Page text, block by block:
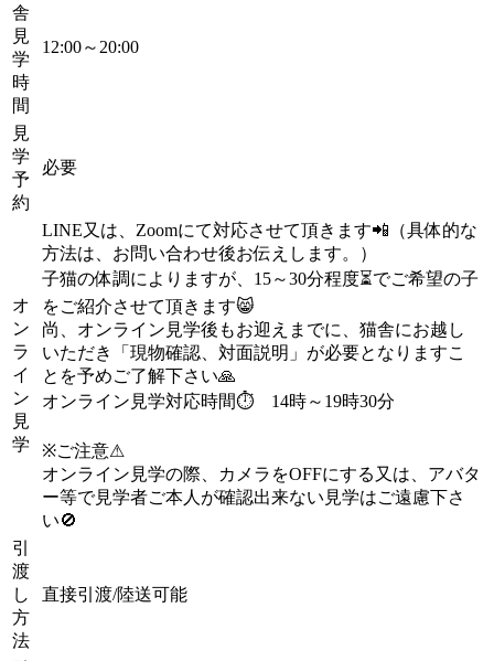
舎
見
学
時
間
12:00～20:00
見
学
予
約
必要
オ
ン
ラ
イ
ン
見
学
LINE又は、Zoomにて対応させて頂きます📲（具体的な
方法は、お問い合わせ後お伝えします。）
子猫の体調によりますが、15～30分程度⏳でご希望の子
をご紹介させて頂きます😸
尚、オンライン見学後もお迎えまでに、猫舎にお越し
いただき「現物確認、対面説明」が必要となりますこ
とを予めご了解下さい🙏
オンライン見学対応時間⏱ 14時～19時30分
※ご注意⚠
オンライン見学の際、カメラをOFFにする又は、アバタ
ー等で見学者ご本人が確認出来ない見学はご遠慮下さ
い🚫
引
渡
し
方
法
直接引渡/陸送可能